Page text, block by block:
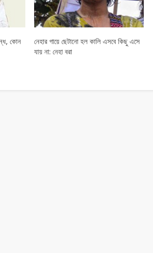
কোন
নেহার গায়ে ছেটানো হল কালি এসবে কিছু এসে
যায় না: নেহা বরা